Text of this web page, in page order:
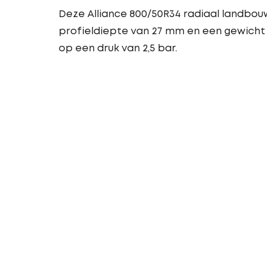
Deze Alliance 800/50R34 radiaal
profieldiepte van 27 mm en een gewicht
op een druk van 2,5 bar.